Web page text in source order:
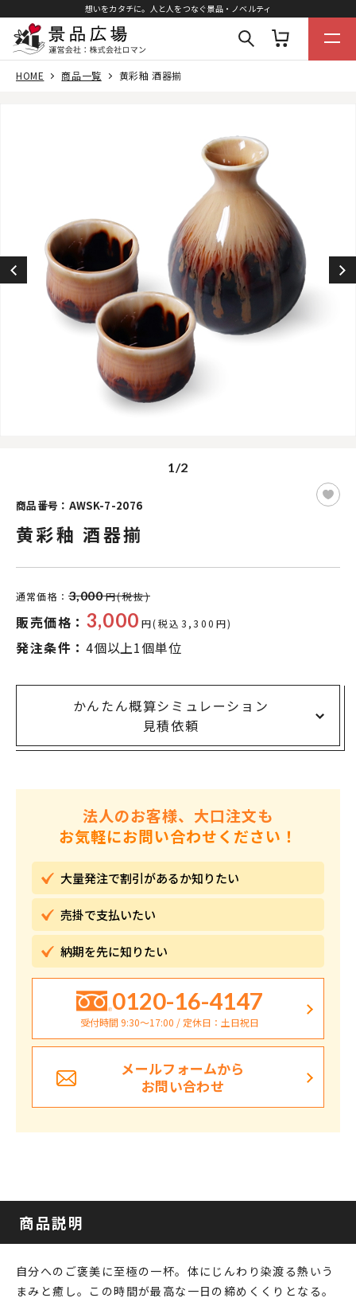
想いをカタチに。人と人をつなぐ景品・ノベルティ
HOME 商品一覧 黄彩釉 酒器揃
1/2
商品番号：AWSK-7-2076
黄彩釉 酒器揃
通常価格： 3,000円(税抜)
販売価格： 3,000 円(税込3,300円)
発注条件： 4個以上1個単位
かんたん概算シミュレーション
見積依頼
法人のお客様、大口注文も
お気軽にお問い合わせください！
大量発注で割引があるか知りたい
売掛で支払いたい
納期を先に知りたい
0120-16-4147
受付時間 9:30〜17:00 / 定休日：土日祝日
メールフォームから
お問い合わせ
商品説明
自分へのご褒美に至極の一杯。体にじんわり染渡る熱いう
まみと癒し。この時間が最高な一日の締めくくりとなる。